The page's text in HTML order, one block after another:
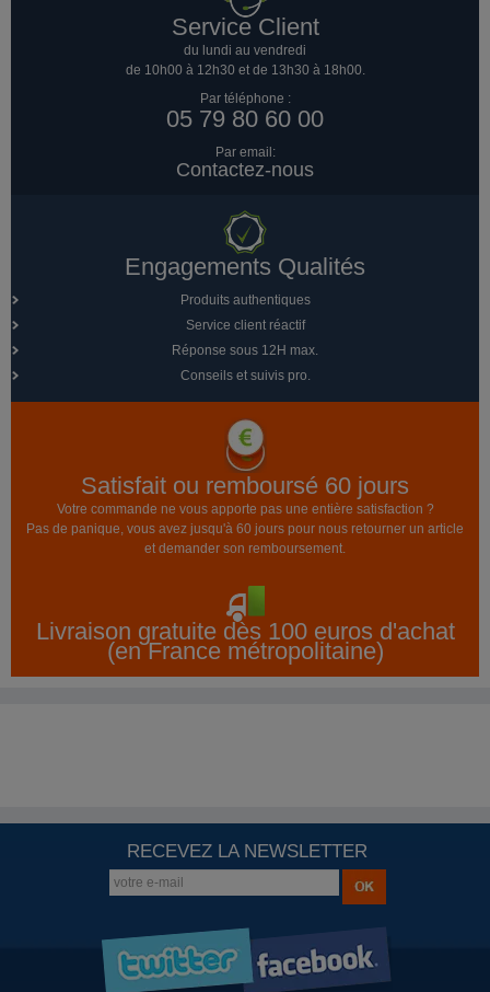
Service Client
du lundi au vendredi
de 10h00 à 12h30 et de 13h30 à 18h00.
Par téléphone :
05 79 80 60 00
Par email:
Contactez-nous
Engagements Qualités
Produits authentiques
Service client réactif
Réponse sous 12H max.
Conseils et suivis pro.
Satisfait ou remboursé 60 jours
Votre commande ne vous apporte pas une entière satisfaction ?
Pas de panique, vous avez jusqu'à 60 jours pour nous retourner un article
et demander son remboursement.
Livraison gratuite dès 100 euros d'achat
(en France métropolitaine)
RECEVEZ LA NEWSLETTER